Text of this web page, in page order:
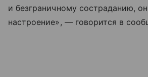
и безграничному состраданию,
настроение», — говорится в